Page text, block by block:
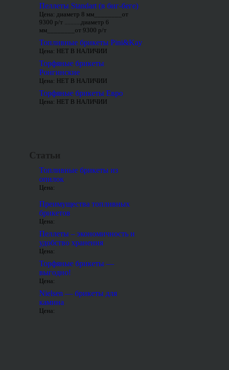
Пеллеты Standart (в биг-беге)
Цена: диаметр 8 мм________от
9300 р/т ...........диаметр 6
мм________от 9300 р/т
Топливные брикеты Pini&Kay
Цена: НЕТ В НАЛИЧИИ
Торфяные брикеты
Ронгинские
Цена: НЕТ В НАЛИЧИИ
Торфяные брикеты Евро
Цена: НЕТ В НАЛИЧИИ
Статьи
Топливные брикеты из
опилок
Цена:
Преимущества топливных
брикетов
Цена:
Пеллеты – экономичность и
удобство хранения
Цена:
Торфяные брикеты —
выгодно!
Цена:
Nielsen — брикеты для
камина
Цена: